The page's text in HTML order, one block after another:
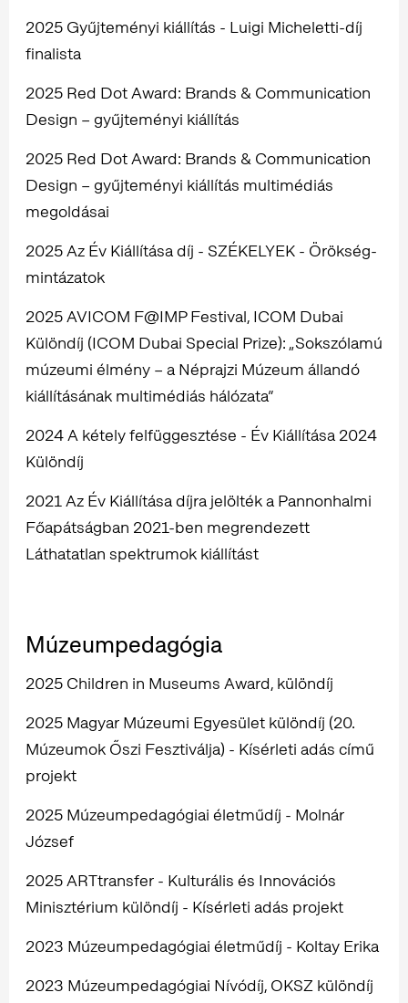
2025 Gyűjteményi kiállítás - Luigi Micheletti-díj
finalista
2025 Red Dot Award: Brands & Communication
Design – gyűjteményi kiállítás
2025 Red Dot Award: Brands & Communication
Design – gyűjteményi kiállítás multimédiás
megoldásai
2025 Az Év Kiállítása díj - SZÉKELYEK - Örökség-
mintázatok
2025 AVICOM F@IMP Festival, ICOM Dubai
Különdíj (ICOM Dubai Special Prize): „Sokszólamú
múzeumi élmény – a Néprajzi Múzeum állandó
kiállításának multimédiás hálózata”
2024 A kétely felfüggesztése - Év Kiállítása 2024
Különdíj
2021 Az Év Kiállítása díjra jelölték a Pannonhalmi
Főapátságban 2021-ben megrendezett
Láthatatlan spektrumok kiállítást
Múzeumpedagógia
2025 Children in Museums Award, különdíj
2025 Magyar Múzeumi Egyesület különdíj (20.
Múzeumok Őszi Fesztiválja) - Kísérleti adás című
projekt
2025 Múzeumpedagógiai életműdíj - Molnár
József
2025 ARTtransfer - Kulturális és Innovációs
Minisztérium különdíj - Kísérleti adás projekt
2023 Múzeumpedagógiai életműdíj - Koltay Erika
2023 Múzeumpedagógiai Nívódíj, OKSZ különdíj